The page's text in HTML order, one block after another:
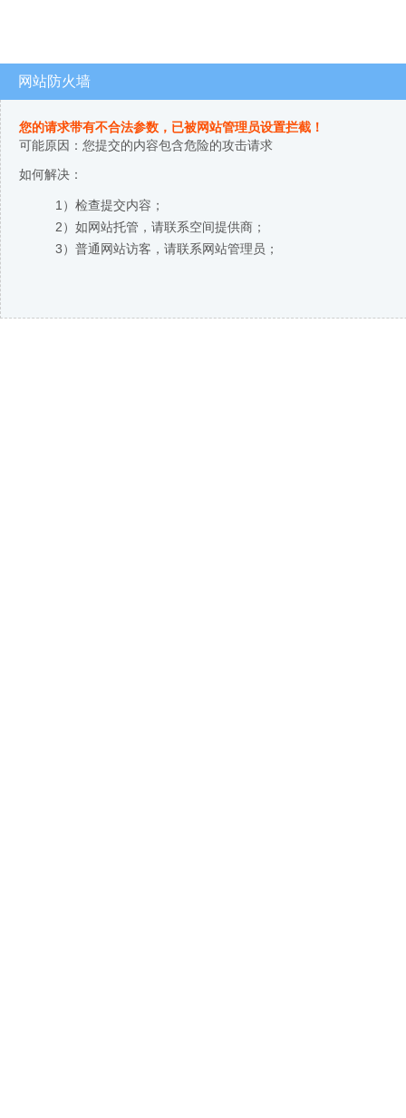
网站防火墙
您的请求带有不合法参数，已被网站管理员设置拦截！
可能原因：您提交的内容包含危险的攻击请求
如何解决：
1）检查提交内容；
2）如网站托管，请联系空间提供商；
3）普通网站访客，请联系网站管理员；